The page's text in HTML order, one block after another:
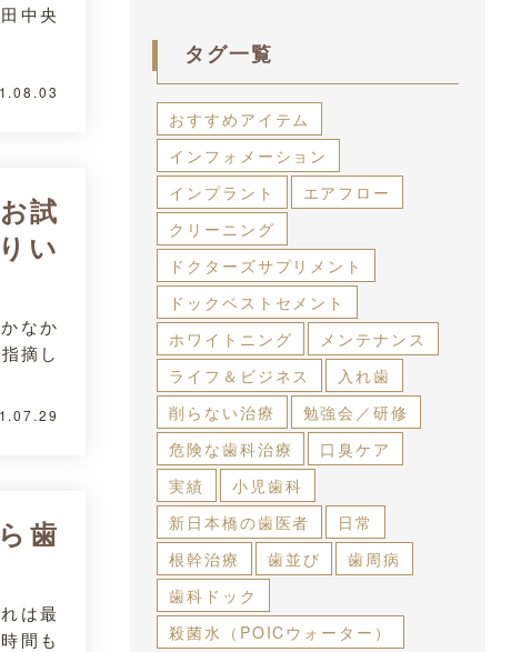
中央
試
い
なか
摘し
歯
は最
間も
タグ一覧
おすすめアイテム
インフォメーション
インプラント
エアフロー
クリーニング
ドクターズサプリメント
ドックベストセメント
ホワイトニング
メンテナンス
ライフ＆ビジネス
入れ歯
削らない治療
勉強会／研修
危険な歯科治療
口臭ケア
実績
小児歯科
新日本橋の歯医者
日常
根幹治療
歯並び
歯周病
歯科ドック
殺菌水（POICウォーター）